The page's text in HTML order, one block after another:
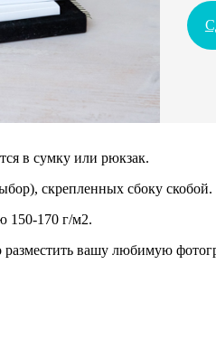
в сумку или рюкзак.
скрепленных сбоку скобой.
150-170 г/м2.
вашу любимую